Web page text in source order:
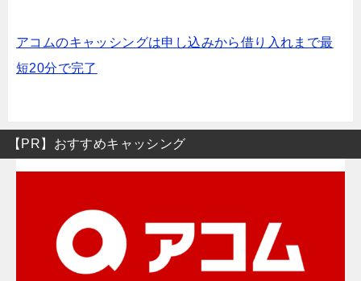
アコムのキャッシングは申し込みから借り入れまで最
短20分で完了
【PR】おすすめキャッシング